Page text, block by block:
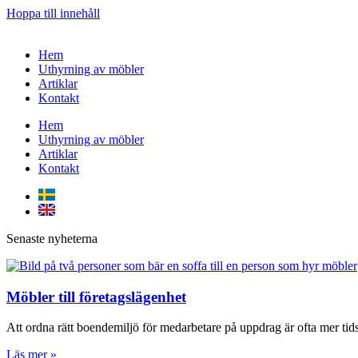
Hoppa till innehåll
Hem
Uthyrning av möbler
Artiklar
Kontakt
Hem
Uthyrning av möbler
Artiklar
Kontakt
Senaste nyheterna
Möbler till företagslägenhet
Att ordna rätt boendemiljö för medarbetare på uppdrag är ofta mer
Läs mer »